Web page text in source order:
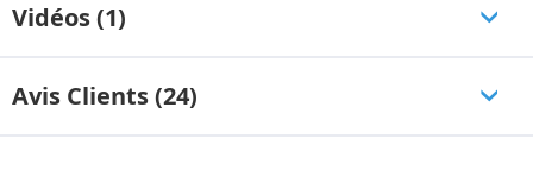
Vidéos (1)
Avis Clients (24)